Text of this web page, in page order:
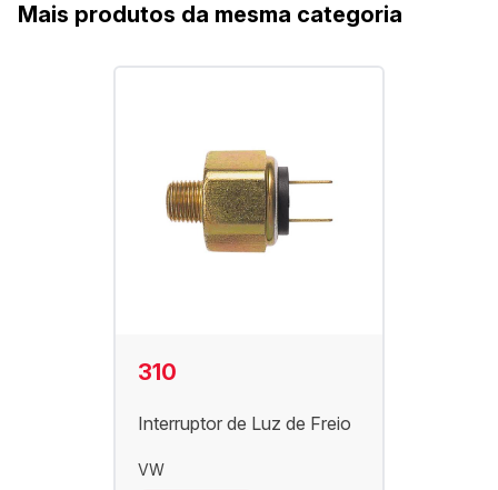
Mais produtos da mesma categoria
310
Interruptor de Luz de Freio
VW